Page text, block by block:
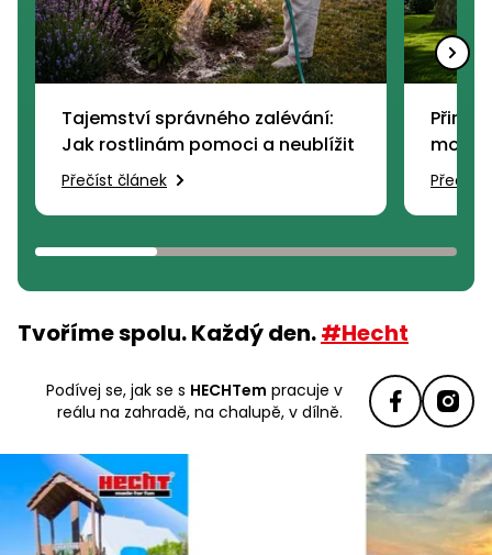
Tajemství správného zalévání:
Jak rostlinám pomoci a neublížit
Přečíst článek Přečíst
Tvoříme spolu. Každý den.#Hecht
Podívej se, jak se s HECHTem pracuje v
reálu na zahradě, na chalupě, v dílně.